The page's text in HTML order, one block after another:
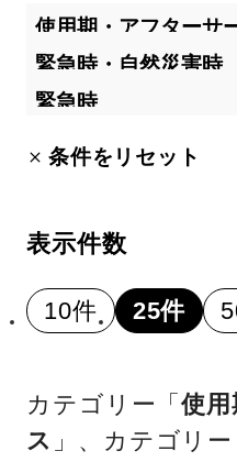
条件をリセット
表示件数
10件 25件
カテゴリー「使
ス 」 、カテゴリー